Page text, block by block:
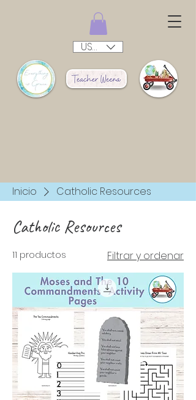
USD ($)
Inicio Catholic Resources
Catholic Resources
11 productos Filtrar y ordenar